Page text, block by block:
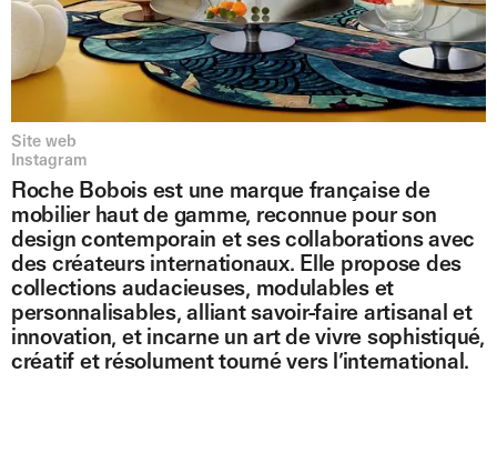
Site web
Instagram
Roche Bobois est une marque française de
mobilier haut de gamme, reconnue pour son
design contemporain et ses collaborations avec
des créateurs internationaux. Elle propose des
collections audacieuses, modulables et
personnalisables, alliant savoir-faire artisanal et
innovation, et incarne un art de vivre sophistiqué,
créatif et résolument tourné vers l’international.